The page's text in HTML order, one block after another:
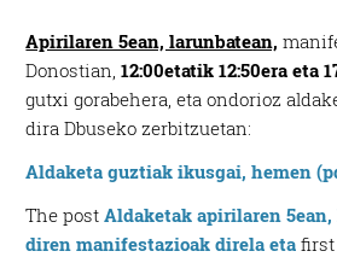
Apirilaren 5ean, larunbatean,
Donostian,12:00etatik 12:50era eta
gutxi gorabehera, eta ondorioz
dira Dbuseko zerbitzuetan:
Aldaketa guztiak ikusgai, hemen
The postAldaketak apirilaren
diren manifestazioak direla eta